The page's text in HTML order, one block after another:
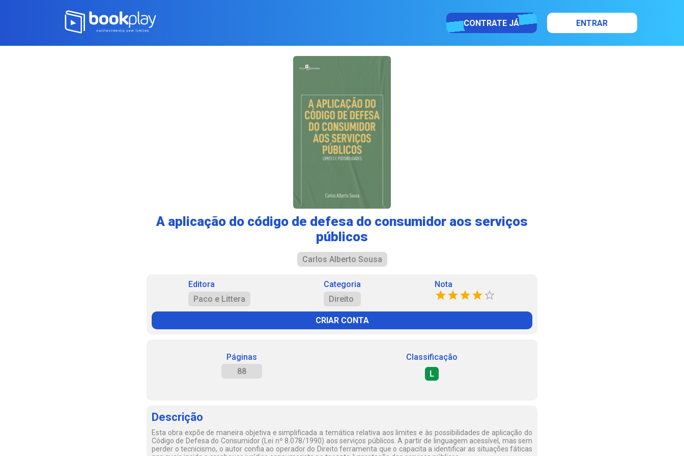
CONTRATE JÁ ENTRAR
A aplicação do código de defesa do consumidor aos serviços
públicos
Carlos Alberto Sousa
Editora
Paco e Littera
Categoria
Direito
Nota
CRIAR CONTA
Páginas
88
Classificação
L
Descrição
Esta obra expõe de maneira objetiva e simplificada a temática relativa aos limites e às possibilidades de aplicação do
Código de Defesa do Consumidor (Lei nº 8.078/1990) aos serviços públicos. A partir de linguagem acessível, mas sem
perder o tecnicismo, o autor confia ao operador do Direito ferramenta que o capacita a identificar as situações fáticas